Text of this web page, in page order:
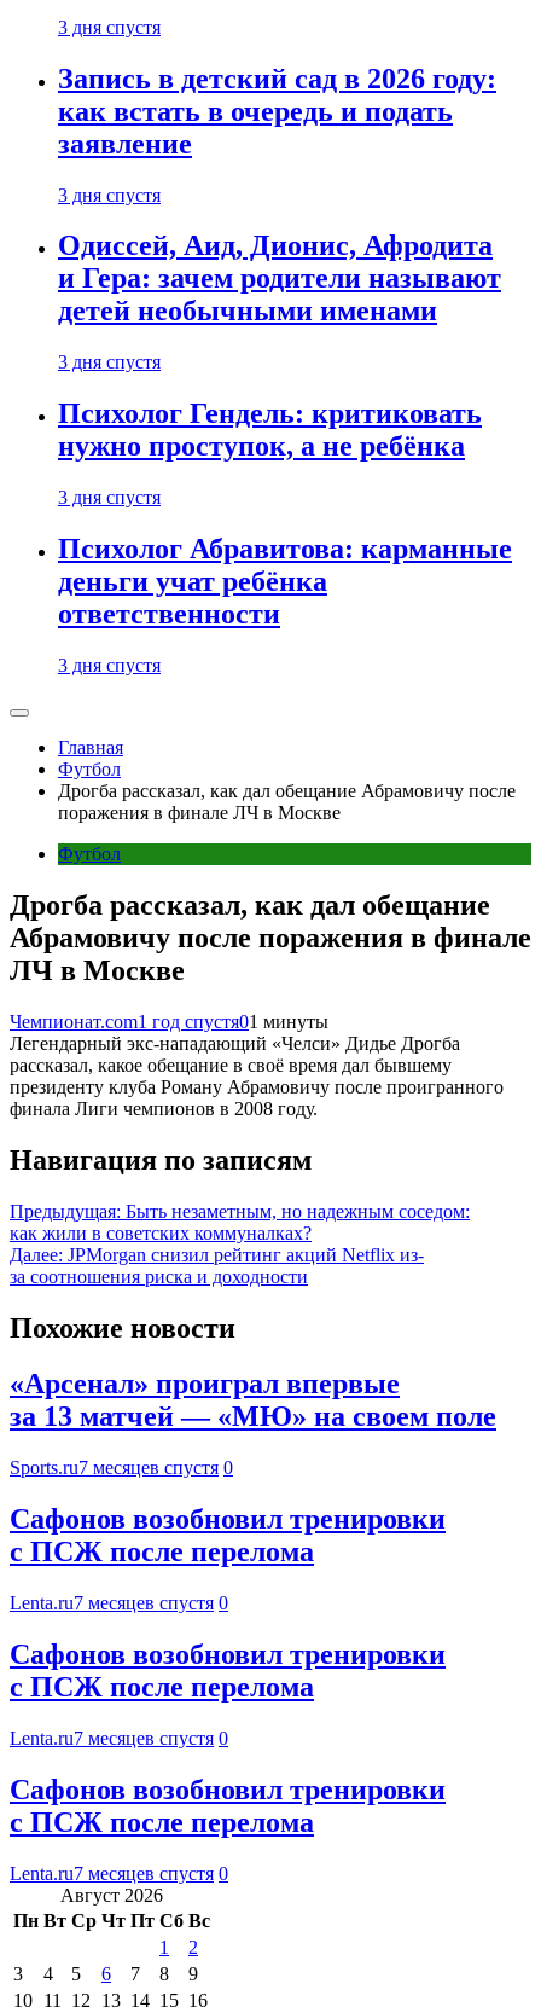
3 дня спустя
Запись в детский сад в 2026 году:
как встать в очередь и подать
заявление
3 дня спустя
Одиссей, Аид, Дионис, Афродита
и Гера: зачем родители называют
детей необычными именами
3 дня спустя
Психолог Гендель: критиковать
нужно проступок, а не ребёнка
3 дня спустя
Психолог Абравитова: карманные
деньги учат ребёнка
ответственности
3 дня спустя
Главная
Футбол
Дрогба рассказал, как дал обещание Абрамовичу после
поражения в финале ЛЧ в Москве
Футбол
Дрогба рассказал, как дал обещание
Абрамовичу после поражения в финале
ЛЧ в Москве
Чемпионат.com1 год спустя01 минуты
Легендарный экс-нападающий «Челси» Дидье Дрогба
рассказал, какое обещание в своё время дал бывшему
президенту клуба Роману Абрамовичу после проигранного
финала Лиги чемпионов в 2008 году.
Навигация по записям
Предыдущая: Быть незаметным, но надежным соседом:
как жили в советских коммуналках?
Далее: JPMorgan снизил рейтинг акций Netflix из-
за соотношения риска и доходности
Похожие новости
«Арсенал» проиграл впервые
за 13 матчей — «МЮ» на своем поле
Sports.ru7 месяцев спустя 0
Сафонов возобновил тренировки
с ПСЖ после перелома
Lenta.ru7 месяцев спустя 0
Сафонов возобновил тренировки
с ПСЖ после перелома
Lenta.ru7 месяцев спустя 0
Сафонов возобновил тренировки
с ПСЖ после перелома
Lenta.ru7 месяцев спустя 0
Август 2026
Пн Вт Ср Чт Пт Сб Вс
1
2
3
4 5 6 7 8
9
10 11 12 13 14 15 16